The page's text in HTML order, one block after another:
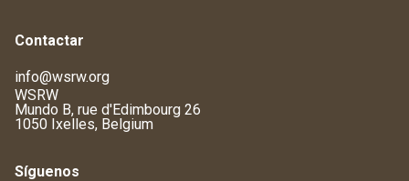
Contactar
info@wsrw.org
WSRW
Mundo B, rue d'Edimbourg 26
1050 Ixelles, Belgium
Síguenos